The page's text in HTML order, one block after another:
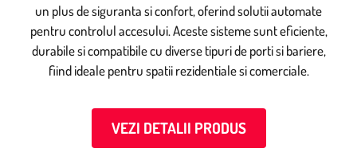
un plus de siguranta si confort, oferind solutii automate
pentru controlul accesului. Aceste sisteme sunt eficiente,
durabile si compatibile cu diverse tipuri de porti si bariere,
fiind ideale pentru spatii rezidentiale si comerciale.
VEZI DETALII PRODUS